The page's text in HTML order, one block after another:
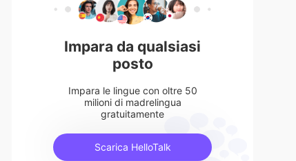
Impara da qualsiasi
posto
Impara le lingue con oltre 50
milioni di madrelingua
gratuitamente
Scarica HelloTalk